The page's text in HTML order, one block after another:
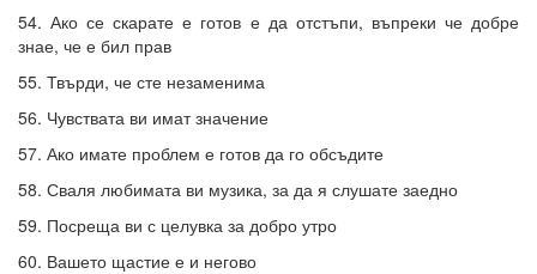
54. Ако се скарате е готов е да отстъпи, въпреки че добре
знае, че е бил прав
55. Твърди, че сте незаменима
56. Чувствата ви имат значение
57. Ако имате проблем е готов да го обсъдите
58. Сваля любимата ви музика, за да я слушате заедно
59. Посреща ви с целувка за добро утро
60. Вашето щастие е и негово